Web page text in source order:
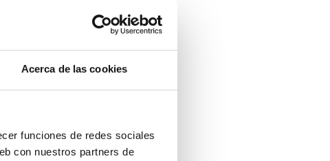
Acerca de las cookies
funciones de redes sociales
con nuestros partners de